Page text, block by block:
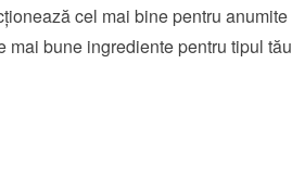
cel mai bine pentru anumite
bune ingrediente pentru tipul tău